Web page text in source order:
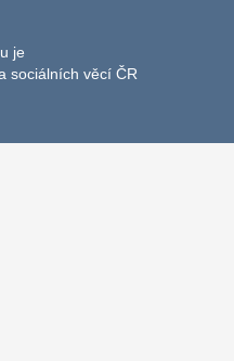
je
sociálních věcí ČR